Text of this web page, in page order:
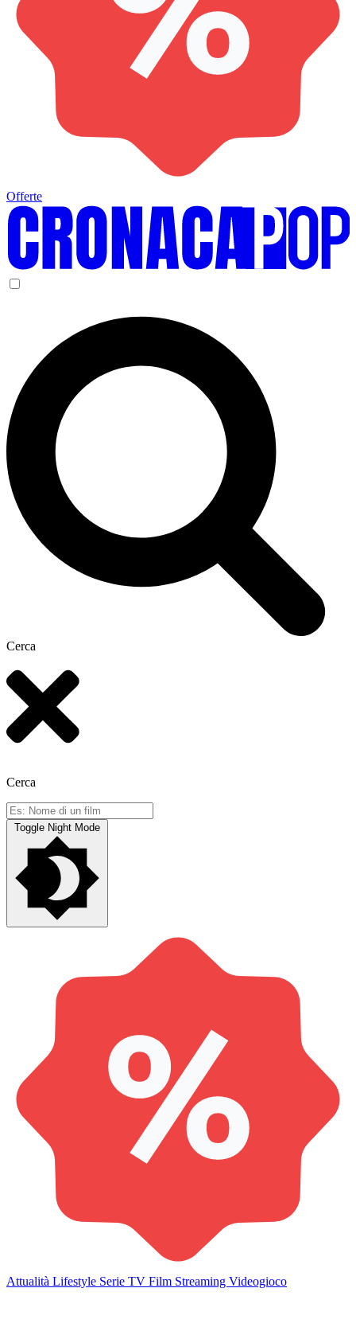
Offerte
Cerca
Cerca
Toggle Night Mode
Attualità Lifestyle Serie TV Film Streaming Videogioco